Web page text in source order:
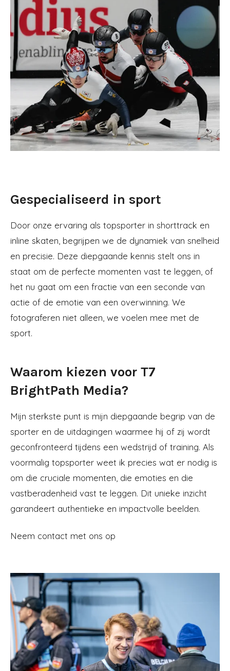
Gespecialiseerd in sport
Door onze ervaring als topsporter in shorttrack en
inline skaten, begrijpen we de dynamiek van snelheid
en precisie. Deze diepgaande kennis stelt ons in
staat om de perfecte momenten vast te leggen, of
het nu gaat om een fractie van een seconde van
actie of de emotie van een overwinning. We
fotograferen niet alleen, we voelen mee met de
sport.
Waarom kiezen voor T7
BrightPath Media?
Mijn sterkste punt is mijn diepgaande begrip van de
sporter en de uitdagingen waarmee hij of zij wordt
geconfronteerd tijdens een wedstrijd of training. Als
voormalig topsporter weet ik precies wat er nodig is
om die cruciale momenten, die emoties en die
vastberadenheid vast te leggen. Dit unieke inzicht
garandeert authentieke en impactvolle beelden.
Neem contact met ons op